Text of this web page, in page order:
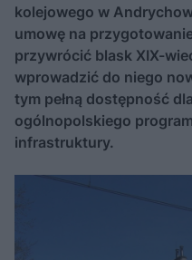
kolejowego w
umowę na
przywrócić blask XIX-
wprowadzić do niego
tym pełną dostępność
ogólnopolskiego
infrastruktury.